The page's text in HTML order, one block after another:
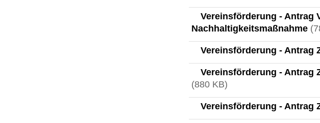
Vereinsförderung - Antrag
Nachhaltigkeitsmaßnahme
Vereinsförderung - Antrag
Vereinsförderung - Antrag
(880 KB)
Vereinsförderung - Antrag